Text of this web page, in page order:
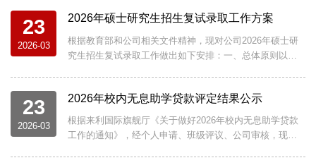
（https://v.wjx.cn/vm/Q0dVznL.aspx#）或扫描二维码选
择复试科目等信息，并上传资格审查材料。资格审查材料
需为扫描版或清晰度高的照片，请务必整合到同一个PDF
材料清单及顺序如下：（1）...
23
2026-03
2026年硕士研究生招生复试录取工作方案
根据教育部和公司相关文件精神，现对公司2026年硕士研
究生招生复试录取工作做出如下安排：一、总体原则以习
严格执行政策，严把质量关口，严守工作纪律，强化监督
管理，优化考生服务，切实做好2026年硕士研究生复试录
取各项工作，确保公平、公正、科学。二、招生工作组织
管研究生工作副经理及导师代表职责：...
23
2026-03
2026年校内无息助学贷款评定结果公示
根据来利国际旗舰厅《关于做好2026年校内无息助学贷款
工作的通知》，经个人申请、班级评议、公司审核，现将